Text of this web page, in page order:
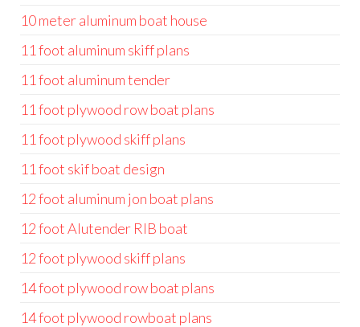
10 meter aluminum boat house
11 foot aluminum skiff plans
11 foot aluminum tender
11 foot plywood row boat plans
11 foot plywood skiff plans
11 foot skif boat design
12 foot aluminum jon boat plans
12 foot Alutender RIB boat
12 foot plywood skiff plans
14 foot plywood row boat plans
14 foot plywood rowboat plans